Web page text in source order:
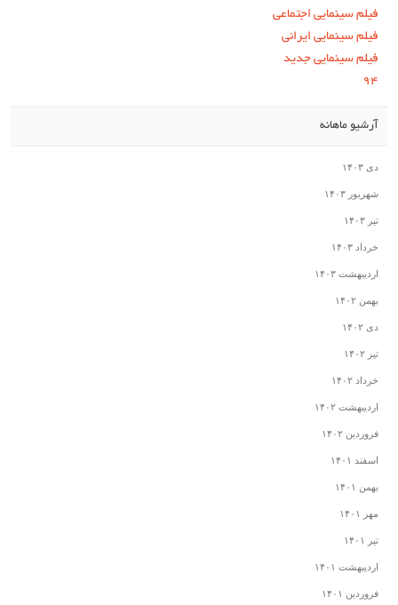
فیلم سینمایی اجتماعی
فیلم سینمایی ایرانی
فیلم سینمایی جدید
۹۴
آرشیو ماهانه
دی ۱۴۰۳
شهریور ۱۴۰۳
تیر ۱۴۰۳
خرداد ۱۴۰۳
اردیبهشت ۱۴۰۳
بهمن ۱۴۰۲
دی ۱۴۰۲
تیر ۱۴۰۲
خرداد ۱۴۰۲
اردیبهشت ۱۴۰۲
فروردین ۱۴۰۲
اسفند ۱۴۰۱
بهمن ۱۴۰۱
مهر ۱۴۰۱
تیر ۱۴۰۱
اردیبهشت ۱۴۰۱
فروردین ۱۴۰۱